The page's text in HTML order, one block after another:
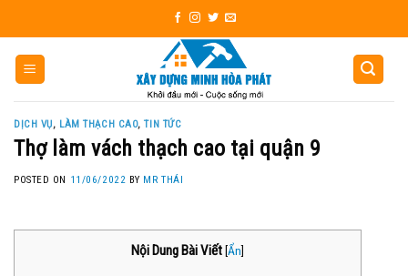
to
content
DỊCH VỤ, LÀM THẠCH CAO,TIN TỨC
Thợ làm vách thạch cao tại quận 9
POSTED ON 11/06/2022 BY MR THÁI
Nội Dung Bài Viết[Ẩn]